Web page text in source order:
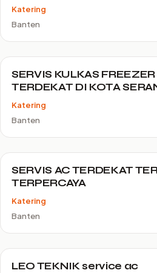
Katering
Banten
SERVIS KULKAS
TERDEKAT DI KOTA
Katering
Banten
SERVIS AC TERDEKAT
TERPERCAYA
Katering
Banten
LEO TEKNIK service ac